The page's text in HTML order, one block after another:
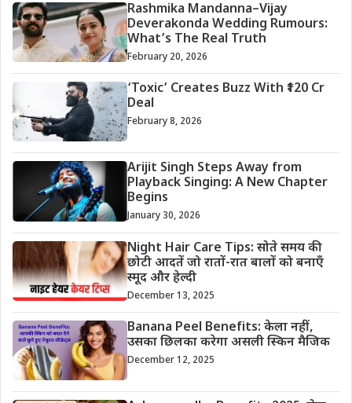
Rashmika Mandanna–Vijay
Deverakonda Wedding Rumours:
What’s The Real Truth
February 20, 2026
‘Toxic’ Creates Buzz With ₹120 Cr
Deal
February 8, 2026
Arijit Singh Steps Away from
Playback Singing: A New Chapter
Begins
January 30, 2026
Night Hair Care Tips: सोते समय की
छोटी आदतें जो रातों-रात बालों को बनाएँ
स्मूद और हेल्दी
December 13, 2025
Banana Peel Benefits: केला नहीं,
उसका छिलका करेगा असली स्किन मैजिक
December 12, 2025